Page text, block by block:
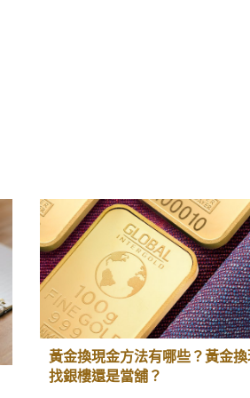
黃金換現金方法有哪些？黃金換
找銀樓還是當舖？